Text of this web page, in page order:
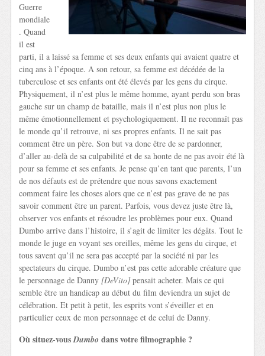
Guerre
mondiale
. Quand
il est
parti, il a laissé sa femme et ses deux enfants qui avaient quatre et
cinq ans à l’époque. A son retour, sa femme est décédée de la
tuberculose et ses enfants ont été élevés par les gens du cirque.
Physiquement, il n’est plus le même homme, ayant perdu son bras
gauche sur un champ de bataille, mais il n’est plus non plus le
même émotionnellement et psychologiquement. Il ne reconnaît pas
le monde qu’il retrouve, ni ses propres enfants. Il ne sait pas
comment être un père. Son but va donc être de se pardonner,
d’aller au-delà de sa culpabilité et de sa honte de ne pas avoir été là
pour sa femme et ses enfants. Je pense qu’en tant que parents, l’un
de nos défauts est de prétendre que nous savons exactement
comment faire les choses alors que ce n’est pas grave de ne pas
savoir comment être un parent. Parfois, vous devez juste être là,
observer vos enfants et résoudre les problèmes pour eux. Quand
Dumbo arrive dans l’histoire, il s’agit de limiter les dégâts. Tout le
monde le juge en voyant ses oreilles, même les gens du cirque, et
tous savent qu’il ne sera pas accepté par la société ni par les
spectateurs du cirque. Dumbo n’est pas cette adorable créature que
le personnage de Danny [DeVito]pensait acheter. Mais ce qui
semble être un handicap au début du film deviendra un sujet de
célébration. Et petit à petit, les esprits vont s’éveiller et en
particulier ceux de mon personnage et de celui de Danny.
Où situez-vousDumbo dans votre filmographie ?